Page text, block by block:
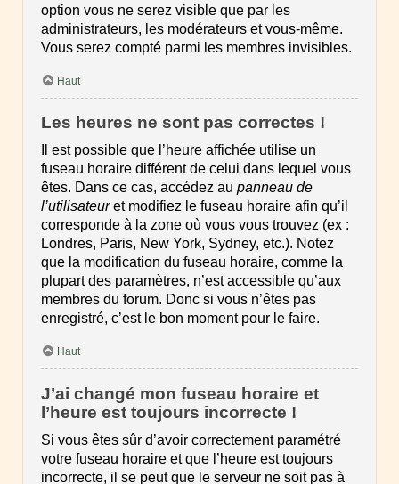
option vous ne serez visible que par les
administrateurs, les modérateurs et vous-même.
Vous serez compté parmi les membres invisibles.
Haut
Les heures ne sont pas correctes !
Il est possible que l’heure affichée utilise un
fuseau horaire différent de celui dans lequel vous
êtes. Dans ce cas, accédez au panneau de
l’utilisateuret modifiez le fuseau horaire afin qu’il
corresponde à la zone où vous vous trouvez (ex :
Londres, Paris, New York, Sydney, etc.). Notez
que la modification du fuseau horaire, comme la
plupart des paramètres, n’est accessible qu’aux
membres du forum. Donc si vous n’êtes pas
enregistré, c’est le bon moment pour le faire.
Haut
J’ai changé mon fuseau horaire et
l’heure est toujours incorrecte !
Si vous êtes sûr d’avoir correctement paramétré
votre fuseau horaire et que l’heure est toujours
incorrecte, il se peut que le serveur ne soit pas à